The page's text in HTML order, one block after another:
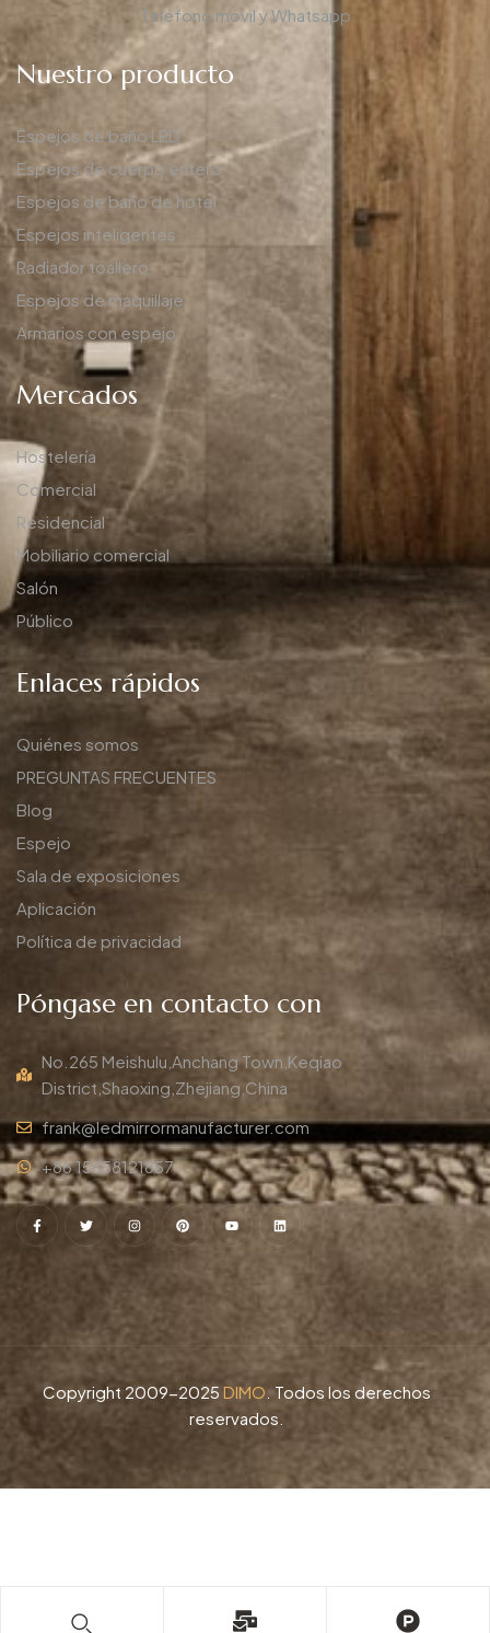
Teléfono móvil y Whatsapp
Nuestro producto
Espejos de baño LED
Espejos de cuerpo entero
Espejos de baño de hotel
Espejos inteligentes
Radiador toallero
Espejos de maquillaje
Armarios con espejo
Mercados
Hostelería
Comercial
Residencial
Mobiliario comercial
Salón
Público
Enlaces rápidos
Quiénes somos
PREGUNTAS FRECUENTES
Blog
Espejo
Sala de exposiciones
Aplicación
Política de privacidad
Póngase en contacto con
No.265 Meishulu,Anchang Town,Keqiao
District,Shaoxing,Zhejiang,China
frank@ledmirrormanufacturer.com
+86 15658121857
Copyright 2009-2025 DIMO . Todos los derechos
reservados.